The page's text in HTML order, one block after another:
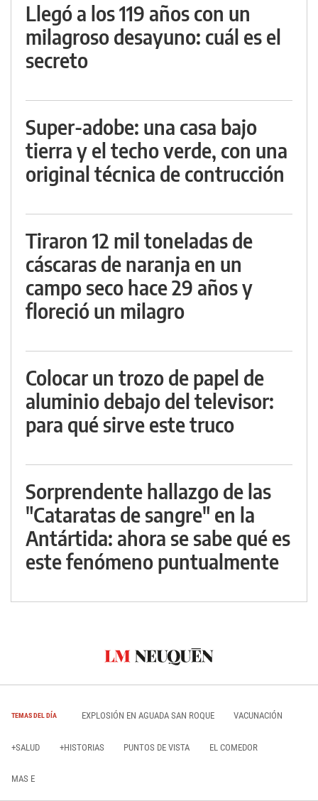
Llegó a los 119 años con un
milagroso desayuno: cuál es el
secreto
Super-adobe: una casa bajo
tierra y el techo verde, con una
original técnica de contrucción
Tiraron 12 mil toneladas de
cáscaras de naranja en un
campo seco hace 29 años y
floreció un milagro
Colocar un trozo de papel de
aluminio debajo del televisor:
para qué sirve este truco
Sorprendente hallazgo de las
"Cataratas de sangre" en la
Antártida: ahora se sabe qué es
este fenómeno puntualmente
TEMAS DEL DÍA EXPLOSIÓN EN AGUADA SAN ROQUE VACUNACIÓN
+SALUD +HISTORIAS PUNTOS DE VISTA EL COMEDOR
MAS E